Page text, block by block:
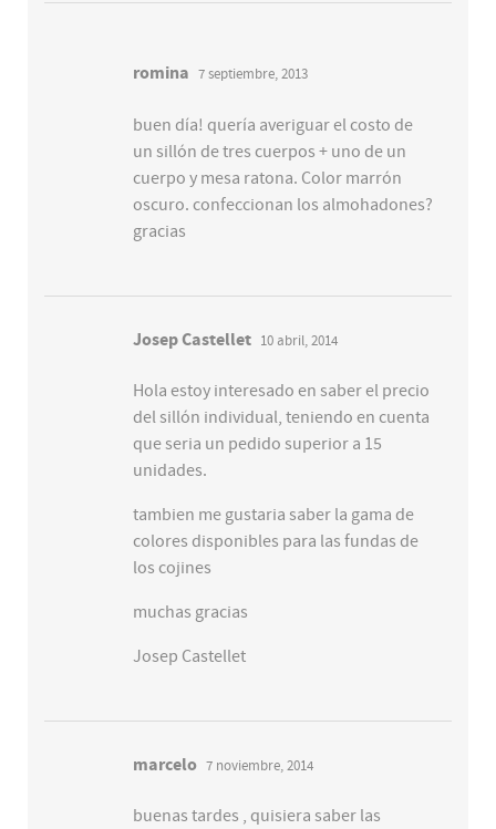
romina 7 septiembre, 2013
buen día! quería averiguar el costo de
un sillón de tres cuerpos + uno de un
cuerpo y mesa ratona. Color marrón
oscuro. confeccionan los almohadones?
gracias
Josep Castellet 10 abril, 2014
Hola estoy interesado en saber el precio
del sillón individual, teniendo en cuenta
que seria un pedido superior a 15
unidades.
tambien me gustaria saber la gama de
colores disponibles para las fundas de
los cojines
muchas gracias
Josep Castellet
marcelo 7 noviembre, 2014
buenas tardes , quisiera saber las